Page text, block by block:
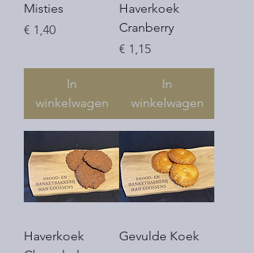
Misties
Prijs
€ 1,40
In
winkelwagen
Haverkoek
Cranberry
Prijs
€ 1,15
In
winkelwagen
Haverkoek
Gevulde Koek